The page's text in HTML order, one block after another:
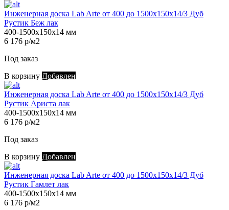
Инженерная доска Lab Arte от 400 до 1500х150х14/3 Дуб
Рустик Беж лак
400-1500х150х14 мм
6 176 р/м2
Под заказ
В корзину Добавлен
Инженерная доска Lab Arte от 400 до 1500х150х14/3 Дуб
Рустик Ариста лак
400-1500х150х14 мм
6 176 р/м2
Под заказ
В корзину Добавлен
Инженерная доска Lab Arte от 400 до 1500х150х14/3 Дуб
Рустик Гамлет лак
400-1500х150х14 мм
6 176 р/м2